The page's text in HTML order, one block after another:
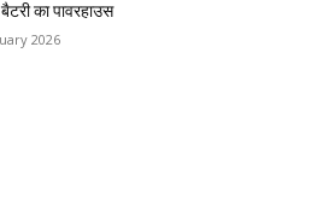
का पावरहाउस
2026